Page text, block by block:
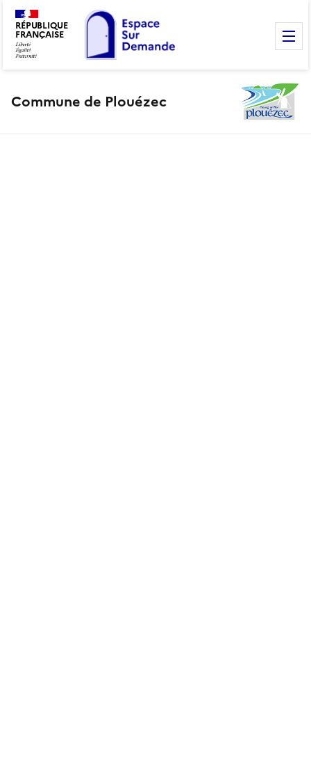
RÉPUBLIQUE
FRANÇAISE
Commune de Plouézec